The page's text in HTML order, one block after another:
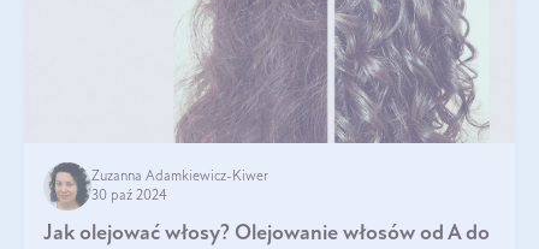
Zuzanna Adamkiewicz-Kiwer
30 paź 2024
Jak olejować włosy? Olejowanie włosów od A do